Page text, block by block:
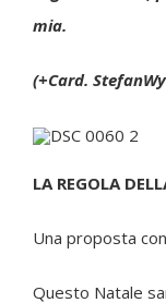
mia.
(+Card.
LA REGOLA
Una proposta
Questo Natale